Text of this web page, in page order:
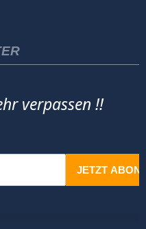
verpassen !!